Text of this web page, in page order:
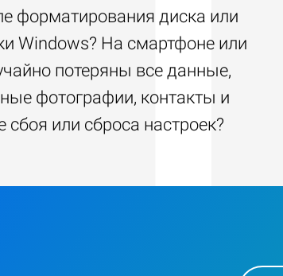
форматирования диска или
Windows? На смартфоне или
потеряны все данные,
фотографии, контакты и
сбоя или сброса настроек?